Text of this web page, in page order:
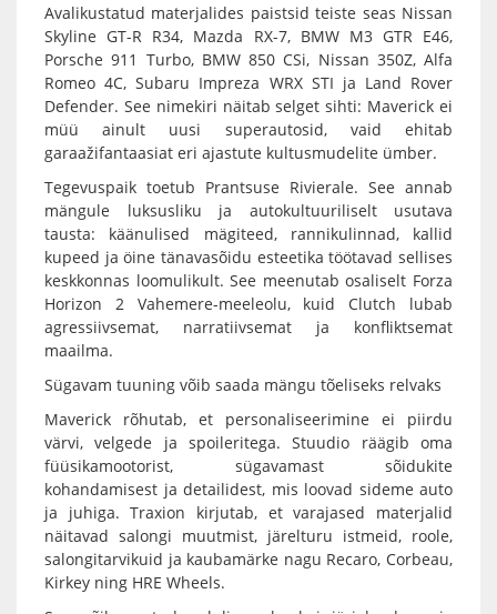
Avalikustatud materjalides paistsid teiste seas Nissan
Skyline GT-R R34, Mazda RX-7, BMW M3 GTR E46,
Porsche 911 Turbo, BMW 850 CSi, Nissan 350Z, Alfa
Romeo 4C, Subaru Impreza WRX STI ja Land Rover
Defender. See nimekiri näitab selget sihti: Maverick ei
müü ainult uusi superautosid, vaid ehitab
garaažifantaasiat eri ajastute kultusmudelite ümber.
Tegevuspaik toetub Prantsuse Rivierale. See annab
mängule luksusliku ja autokultuuriliselt usutava
tausta: käänulised mägiteed, rannikulinnad, kallid
kupeed ja öine tänavasõidu esteetika töötavad sellises
keskkonnas loomulikult. See meenutab osaliselt Forza
Horizon 2 Vahemere-meeleolu, kuid Clutch lubab
agressiivsemat, narratiivsemat ja konfliktsemat
maailma.
Sügavam tuuning võib saada mängu tõeliseks relvaks
Maverick rõhutab, et personaliseerimine ei piirdu
värvi, velgede ja spoileritega. Stuudio räägib oma
füüsikamootorist, sügavamast sõidukite
kohandamisest ja detailidest, mis loovad sideme auto
ja juhiga. Traxion kirjutab, et varajased materjalid
näitavad salongi muutmist, järelturu istmeid, roole,
salongitarvikuid ja kaubamärke nagu Recaro, Corbeau,
Kirkey ning HRE Wheels.